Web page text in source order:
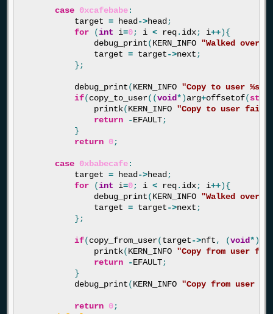
case 0xcafebabe:
target = head ->head ;
for
(int i=0; i < req. idx; i++){
debug_print(KERN_INFO "Walked over
target = target->next ;
};
debug_print(KERN_INFO "Copy to user %s @
if(copy_to_user((void*)arg+offsetof(
printk(KERN_INFO "Copy to user
return
-EFAULT;
}
return 0;
case 0xbabecafe:
target = head ->head ;
for
(int i=0; i < req. idx; i++){
debug_print(KERN_INFO "Walked over
target = target->next ;
};
if(copy_from_user(target->nft, (void*)
printk(KERN_INFO "Copy from user
return
-EFAULT;
}
debug_print(KERN_INFO "Copy from user
return 0;